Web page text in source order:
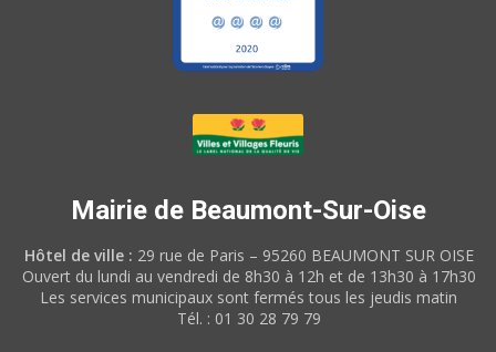
Mairie de Beaumont-Sur-Oise
Hôtel de ville : 29 rue de Paris – 95260 BEAUMONT SUR OISE
Ouvert du lundi au vendredi de 8h30 à 12h et de 13h30 à 17h30
Les services municipaux sont fermés tous les jeudis matin
Tél. : 01 30 28 79 79